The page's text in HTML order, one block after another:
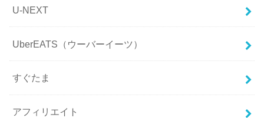
U-NEXT
UberEATS（ウーバーイーツ）
すぐたま
アフィリエイト